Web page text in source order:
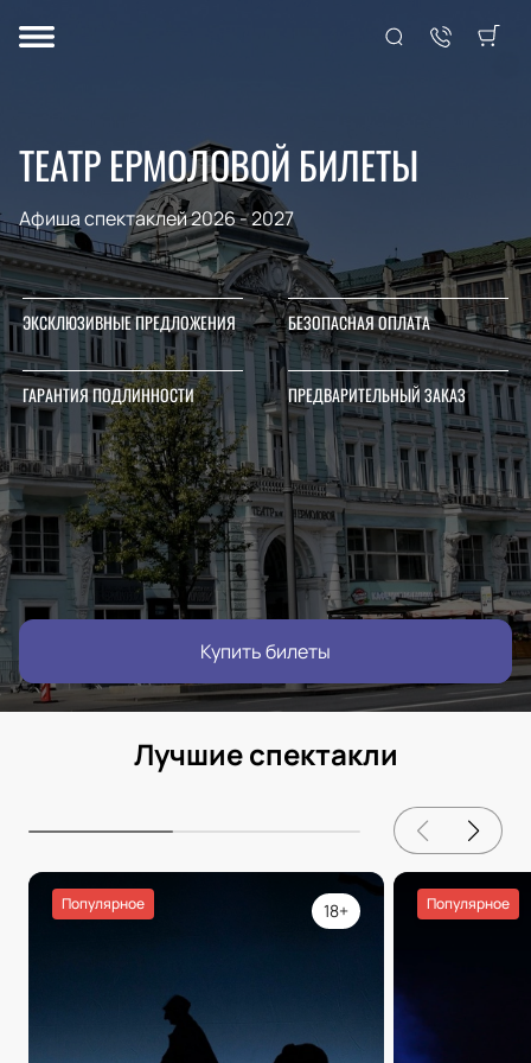
ТЕАТР ЕРМОЛОВОЙ БИЛЕТЫ
Афиша спектаклей 2026 - 2027
ЭКСКЛЮЗИВНЫЕ ПРЕДЛОЖЕНИЯ БЕЗОПАСНАЯ ОПЛАТА
ГАРАНТИЯ ПОДЛИННОСТИ ПРЕДВАРИТЕЛЬНЫЙ ЗАКАЗ
Купить билеты
Лучшие спектакли
Популярное 18+ Популярное